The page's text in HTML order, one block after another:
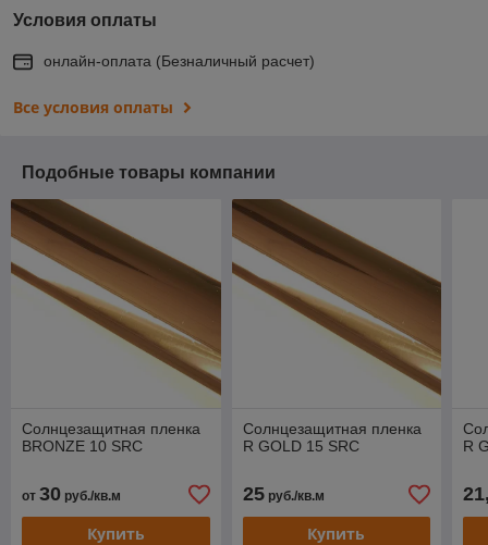
Условия оплаты
онлайн-оплата (Безналичный расчет)
Все условия оплаты
Подобные товары компании
Солнцезащитная пленка
BRONZE 10 SRC
от 30 руб./кв.м
Купить
Солнцезащитная пленка
R GOLD 15 SRC
25руб./кв.м
Купить
R